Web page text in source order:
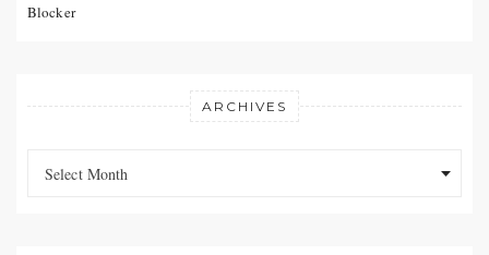
Blocker
ARCHIVES
Select Month